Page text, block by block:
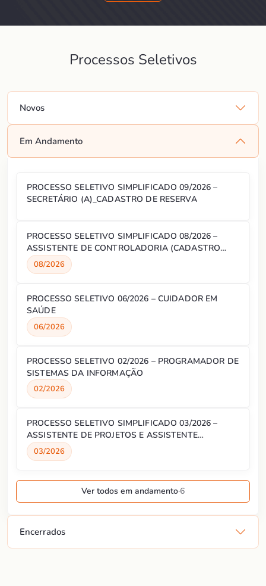
Processos Seletivos
Novos
Em Andamento
PROCESSO SELETIVO SIMPLIFICADO 09/2026 –
SECRETÁRIO (A)_CADASTRO DE RESERVA
PROCESSO SELETIVO SIMPLIFICADO 08/2026 –
ASSISTENTE DE CONTROLADORIA (CADASTRO
RESERVA)
08/2026
PROCESSO SELETIVO 06/2026 – CUIDADOR EM
SAÚDE
06/2026
PROCESSO SELETIVO 02/2026 – PROGRAMADOR DE
SISTEMAS DA INFORMAÇÃO
02/2026
PROCESSO SELETIVO SIMPLIFICADO 03/2026 –
ASSISTENTE DE PROJETOS E ASSISTENTE
ADMINISTRATIVO
03/2026
Ver todos em andamento·6
Encerrados